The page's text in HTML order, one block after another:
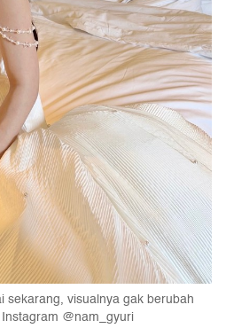
sekarang, visualnya gak berubah
@nam_gyuri